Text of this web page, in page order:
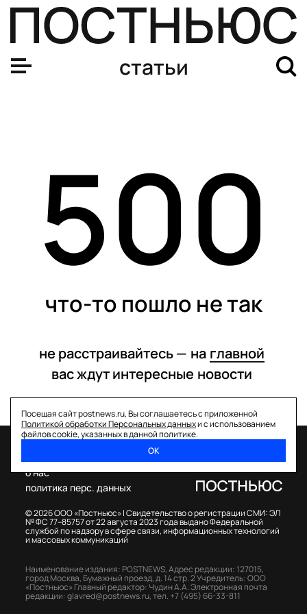
статьи
500
что-то пошло не так
не расстраивайтесь — на главной
вас ждут интересные новости
Посещая сайт postnews.ru, Вы соглашаетесь с приложенной
Политикой обработки Персональных данныхи с использованием
файлов cookie, указанных в данной политике.
ОК
© 2026 ООО «Постньюс» |Свидетельство о регистрации СМИ: ЭЛ
№ ФС 77–85757 от 22 августа 2023 года выдано Федеральной
службой по надзору в сфере связи, информационных технологий
и массовых коммуникаций
о нас
политика перс. данных
Наименование издания: POSTNEWS,Адрес редакции: 127015,
город Москва, Бумажный проезд, д. 14 стр. 2Учредитель: ООО
«Постньюс» Главный редактор: Чудин А.А.Электронная почта
редакции:glavred@postnews.ru,тел. +7 (495) 66-33-811